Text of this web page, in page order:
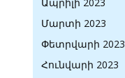
Մարտի 2023
Փետրվարի 2023
Հունվարի 2023